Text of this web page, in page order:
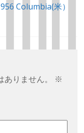
Columbia(米）
りません。
※